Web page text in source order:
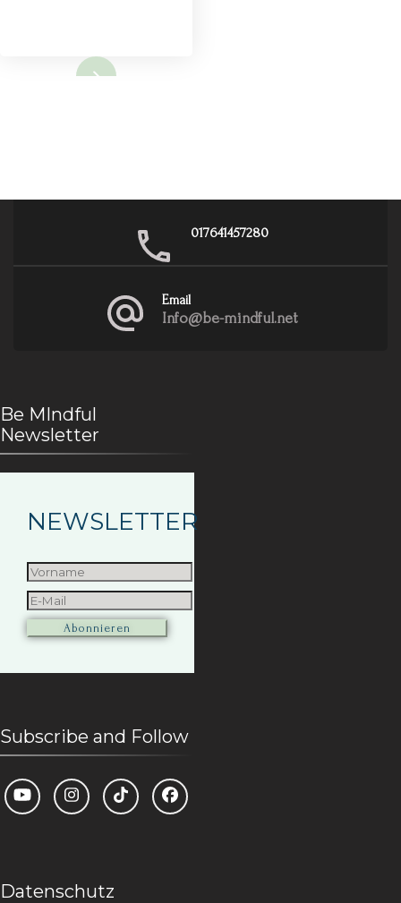
017641457280
Email
Info@be-mindful.net
Be MIndful
Newsletter
NEWSLETTER
Subscribe and Follow
Datenschutz